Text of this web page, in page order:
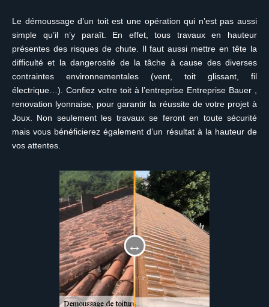
Le démoussage d’un toit est une opération qui n’est pas aussi
simple qu’il n’y paraît. En effet, tous travaux en hauteur
présentes des risques de chute. Il faut aussi mettre en tête la
difficulté et la dangerosité de la tâche à cause des diverses
contraintes environnementales (vent, toit glissant, fil
électrique…). Confiez votre toit à l’entreprise Entreprise Bauer ,
renovation lyonnaise, pour garantir la réussite de votre projet à
Joux. Non seulement les travaux se feront en toute sécurité
mais vous bénéficierez également d’un résultat à la hauteur de
vos attentes.